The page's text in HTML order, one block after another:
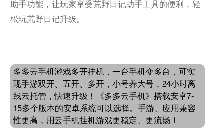
助手功能，让玩家享受荒野日记助手工具的便利，轻
松玩荒野日记升级。
多多云手机游戏多开挂机，一台手机变多台，可实
现手游双开、五开、多开，小号养大号，24小时离
线云托管，快速升级！《多多云手机》搭载安卓7-
15多个版本的安卓系统可以选择。手游、应用兼容
性更高，用云手机挂机游戏更稳定、更流畅！